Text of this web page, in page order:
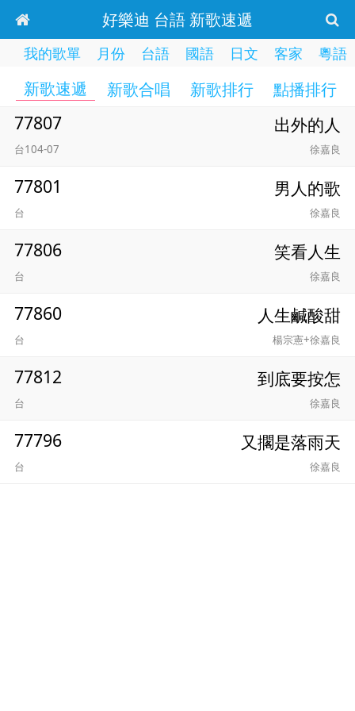
好樂迪 台語 新歌速遞
我的歌單 月份 台語 國語 日文 客家 粵語
新歌速遞 新歌合唱 新歌排行 點播排行
77807 出外的人
台104-07 徐嘉良
77801 男人的歌
台 徐嘉良
77806 笑看人生
台 徐嘉良
77860 人生鹹酸甜
台 楊宗憲+徐嘉良
77812 到底要按怎
台 徐嘉良
77796 又擱是落雨天
台 徐嘉良